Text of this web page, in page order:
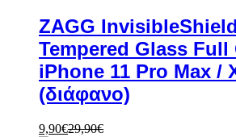
ZAGG
Tempered Glass Full
iPhone 11 Pro Max /
(διάφανο)
9,90€29,90€